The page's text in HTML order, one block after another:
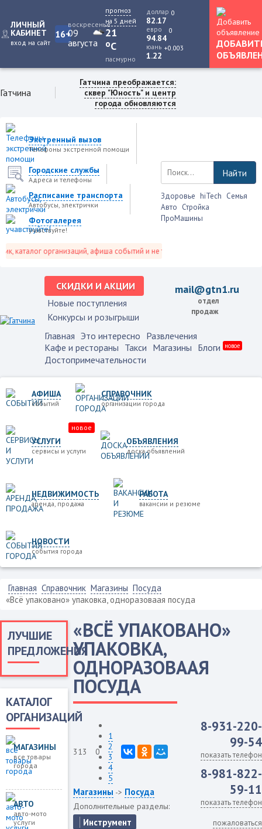
ЛИЧНЫЙ
КАБИНЕТ
вход на сайт
16+
воскресенье
09
августа
прогноз
на 5 дней
21
oC
пасмурно
доллар
82.17
0
евро
94.84
0
юань
1.22
+0.003
Гатчина
Гатчина преображается:
сквер "Юность" и центр
города обновляются
Экстренный вызов
Телефоны экстренной помощи
Городские службы
Адреса и телефоны
Расписание транспорта
Автобусы, электрички
Фотогалерея
учавствуйте!
организаций, афиша событий и не только это.
Найти
Здоровье hiTech Семья
Авто Стройка
ПроМашины
СКИДКИ И АКЦИИ
Новые поступления
Конкурсы и розыгрыши
mail@gtn1.ru
отдел
продаж
Главная Это интересно Развлечения
Кафе и рестораны Такси Магазины Блоги новое
Достопримечательности
АФИША
событий
СПРАВОЧНИК
организации города
УСЛУГИ
сервисы и услуги
новое
ОБЪЯВЛЕНИЯ
доска объявлений
НЕДВИЖИМОСТЬ
аренда, продажа
РАБОТА
вакансии и резюме
НОВОСТИ
события города
Главная Справочник Магазины Посуда
«Всё упаковано» упаковка, одноразоваая посуда
ЛУЧШИЕ
ПРЕДЛОЖЕНИЯ
КАТАЛОГ
ОРГАНИЗАЦИЙ
МАГАЗИНЫ
все товары
города
АВТО
авто-мото
услуги
«ВСЁ УПАКОВАНО»
УПАКОВКА,
ОДНОРАЗОВААЯ
ПОСУДА
313 0
1
2
3
4
5
Магазины -> Посуда
Дополнительные разделы:
Инструмент
8-931-220-
99-54
показать телефон
8-981-822-
59-11
показать телефон
пожаловаться